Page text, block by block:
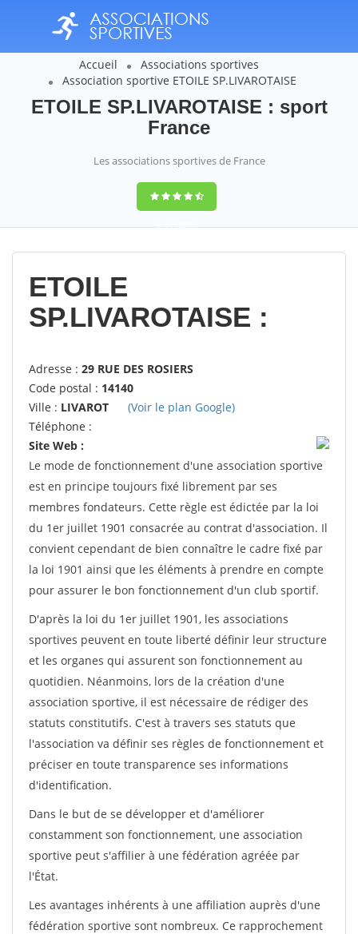
Accueil
Associations sportives
Association sportive ETOILE SP.LIVAROTAISE
ETOILE SP.LIVAROTAISE : sport
France
Les associations sportives de France
9,4(100%)
14358votes
ETOILE
SP.LIVAROTAISE :
Adresse : 29 RUE DES ROSIERS
Code postal : 14140
Ville : LIVAROT
(Voir le plan Google)
Téléphone :
Site Web :
Le mode de fonctionnement d'une association sportive
est en principe toujours fixé librement par ses
membres fondateurs. Cette règle est édictée par la loi
du 1er juillet 1901 consacrée au contrat d'association. Il
convient cependant de bien connaître le cadre fixé par
la loi 1901 ainsi que les éléments à prendre en compte
pour assurer le bon fonctionnement d'un club sportif.
D'après la loi du 1er juillet 1901, les associations
sportives peuvent en toute liberté définir leur structure
et les organes qui assurent son fonctionnement au
quotidien. Néanmoins, lors de la création d'une
association sportive, il est nécessaire de rédiger des
statuts constitutifs. C'est à travers ses statuts que
l'association va définir ses règles de fonctionnement et
préciser en toute transparence ses informations
d'identification.
Dans le but de se développer et d'améliorer
constamment son fonctionnement, une association
sportive peut s'affilier à une fédération agréée par
l'État.
Les avantages inhérents à une affiliation auprès d'une
fédération sportive sont nombreux. Ce rapprochement